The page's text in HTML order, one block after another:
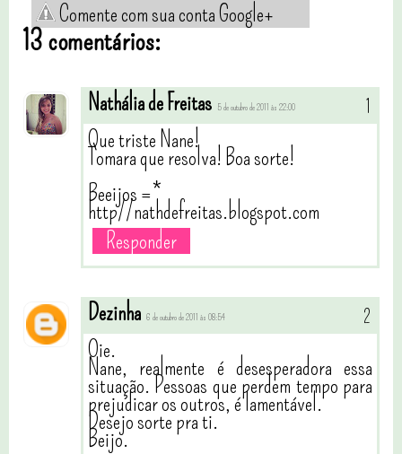
Comente com sua conta Google+
13 comentários:
Nathália de Freitas 5 de outubro de 2011 às 22:00
Que triste Nane!
Tomara que resolva! Boa sorte!
Beeijos =*
http//nathdefreitas.blogspot.com
Responder
Dezinha 6 de outubro de 2011 às 08:54
Oie.
Nane, realmente é desesperadora essa
situação. Pessoas que perdem tempo para
prejudicar os outros, é lamentável.
Desejo sorte pra ti.
Beijo.